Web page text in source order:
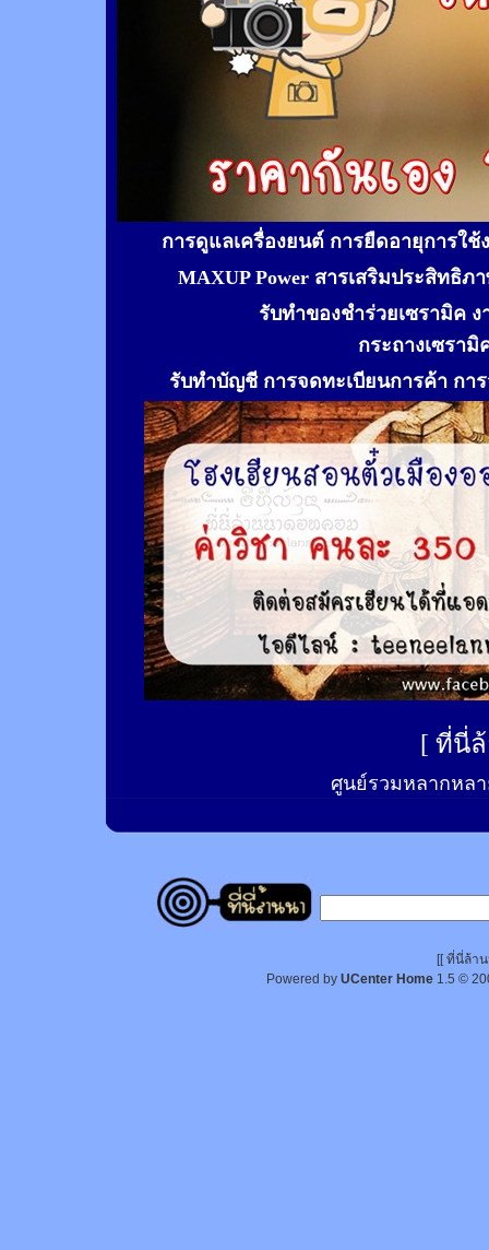
การดูแลเครื่องยนต์ การยืดอายุการใ
MAXUP Power สารเสริมประสิทธิ
รับทำของชำร่วยเซรามิค
กระถางเซรา
รับทำบัญชี การจดทะเบียนการค้า กา
[ ที่นี่
ศูนย์รวมหลากหลา
[[ ที่นี่ล้า
Powered by UCenter Home 1.5 ©